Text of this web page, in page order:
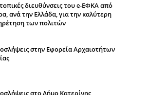
διευθύνσεις του e-ΕΦΚΑ από
ανά την Ελλάδα, για την καλύτερη
των πολιτών
στην Εφορεία Αρχαιοτήτων
στο Δήμο Κατερίνης